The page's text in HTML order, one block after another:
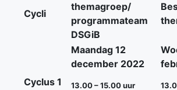
Cycli
themagroep/
programmateam
DSGiB
Cyclus 1
Maandag 12
december 2022
13.00 – 15.00 uur